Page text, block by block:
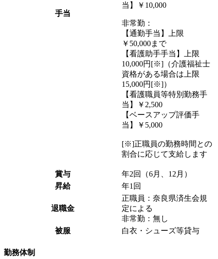
手当
当】￥10,000
非常勤：
【通勤手当】上限
￥50,000まで
【看護助手手当】上限
10,000円[※]（介護福祉士
資格がある場合は上限
15,000円[※]）
【看護職員等特別勤務手
当】￥2,500
【ベースアップ評価手
当】￥5,000
[※]正職員の勤務時間との
割合に応じて支給します
賞与
年2回（6月、12月）
昇給
年1回
退職金
正職員：奈良県済生会規
定による
非常勤：無し
被服
白衣・シューズ等貸与
勤務体制